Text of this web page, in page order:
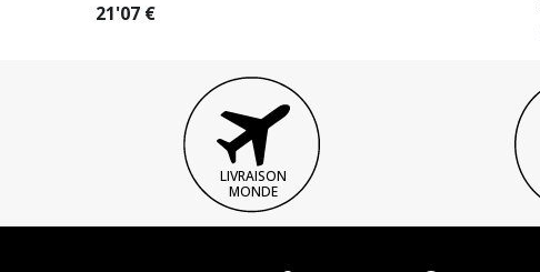
21'07 €
LIVRAISON
MONDE